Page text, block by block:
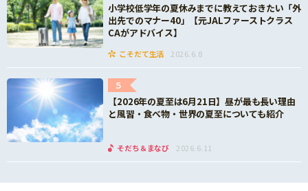
小学校低学年の夏休みまでに教えておきたい「外
出先でのマナー40」【元JALファーストクラス
CAがアドバイス】
こそだて生活 2026.6.8
5
【2026年の夏至は6月21日】昼が最も長い理由
と風習・食べ物・世界の夏至についても紹介
そだち＆まなび 2026.6.11